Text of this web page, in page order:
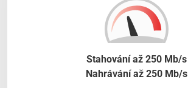
Stahování až 250 Mb/s
Nahrávání až 250 Mb/s